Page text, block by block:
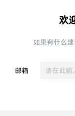
欢
如果有什么
邮箱